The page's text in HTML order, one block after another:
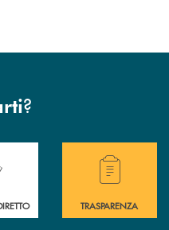
?
della BCC San Giovanni
di assistenza immediata?
Hai bisogno di
TRASPARENZA